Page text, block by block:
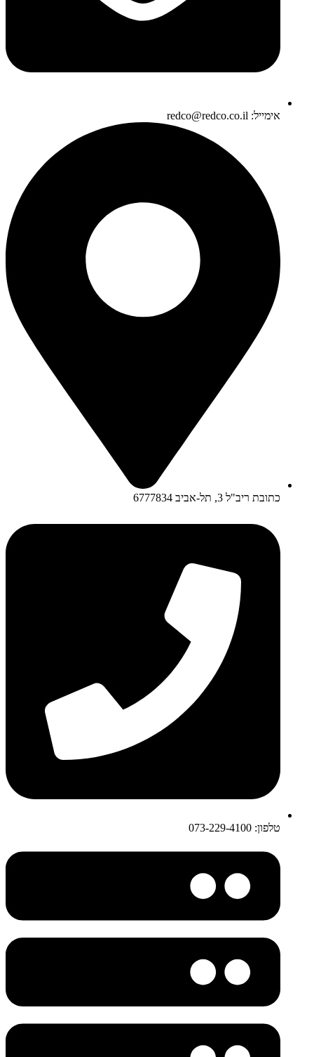
אימייל: redco@redco.co.il
כתובת ריב"ל 3, תל-אביב 6777834
טלפון: 073-229-4100